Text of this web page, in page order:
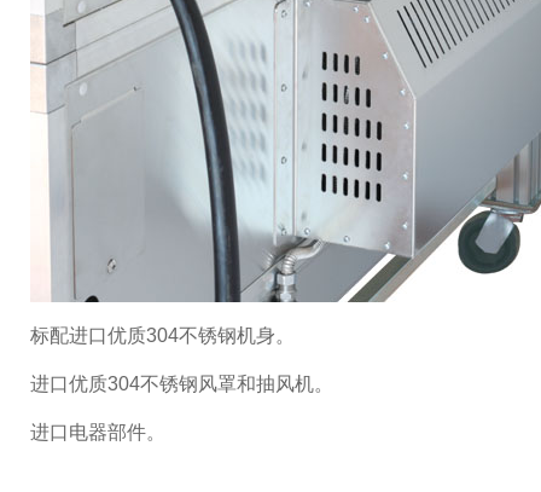
标配进口优质304不锈钢机身。
进口优质304不锈钢风罩和抽风机。
进口电器部件。